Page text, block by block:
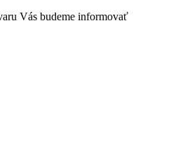
Vás budeme informovať